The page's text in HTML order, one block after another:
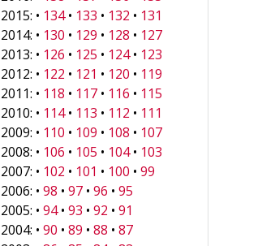
2015: • 134• 133 • 132 • 131
2014: • 130 • 129 • 128 • 127
2013: • 126 • 125 • 124• 123
2012: • 122 • 121 • 120 • 119
2011: • 118 • 117 • 116 • 115
2010: • 114• 113 • 112 • 111
2009: • 110 • 109 • 108 • 107
2008: • 106 • 105 • 104• 103
2007: • 102 • 101 • 100 •99
2006: •98 •97 •96 •95
2005: •94•93 •92 •91
2004: •90 •89 •88 •87